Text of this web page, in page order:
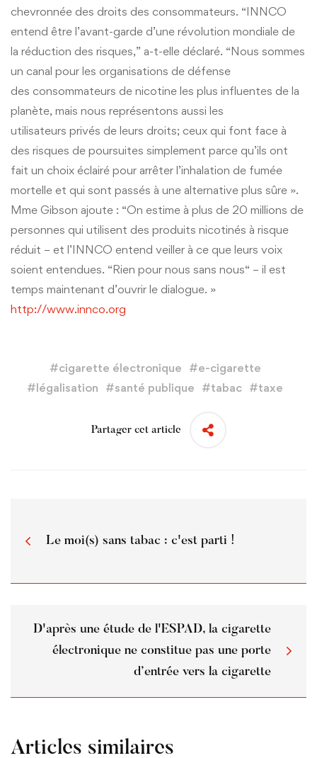
chevronnée des droits des consommateurs. “INNCO
entend être l’avant-garde d’une révolution mondiale de
la réduction des risques,” a-t-elle déclaré. “Nous sommes
un canal pour les organisations de défense
des consommateurs de nicotine les plus influentes de la
planète, mais nous représentons aussi les
utilisateurs privés de leurs droits; ceux qui font face à
des risques de poursuites simplement parce qu’ils ont
fait un choix éclairé pour arrêter l’inhalation de fumée
mortelle et qui sont passés à une alternative plus sûre ».
Mme Gibson ajoute : “On estime à plus de 20 millions de
personnes qui utilisent des produits nicotinés à risque
réduit – et l’INNCO entend veiller à ce que leurs voix
soient entendues. “Rien pour nous sans nous“ – il est
temps maintenant d’ouvrir le dialogue. »
http://www.innco.org
#cigarette électronique #e-cigarette
#légalisation #santé publique #tabac #taxe
Partager cet article
Le moi(s) sans tabac : c'est parti !
D'après une étude de l'ESPAD, la cigarette
électronique ne constitue pas une porte
d’entrée vers la cigarette
Articles similaires